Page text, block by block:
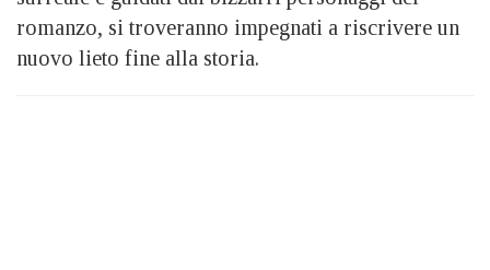
romanzo, si troveranno impegnati a riscrivere un
nuovo lieto fine alla storia.